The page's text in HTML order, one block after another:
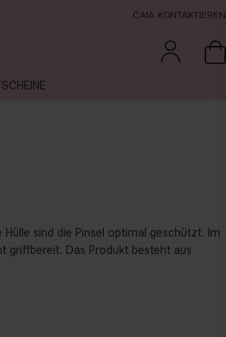
CAIA KONTAKTIEREN
sind die Pinsel optimal geschützt. Im
griffbereit. Das Produkt besteht aus